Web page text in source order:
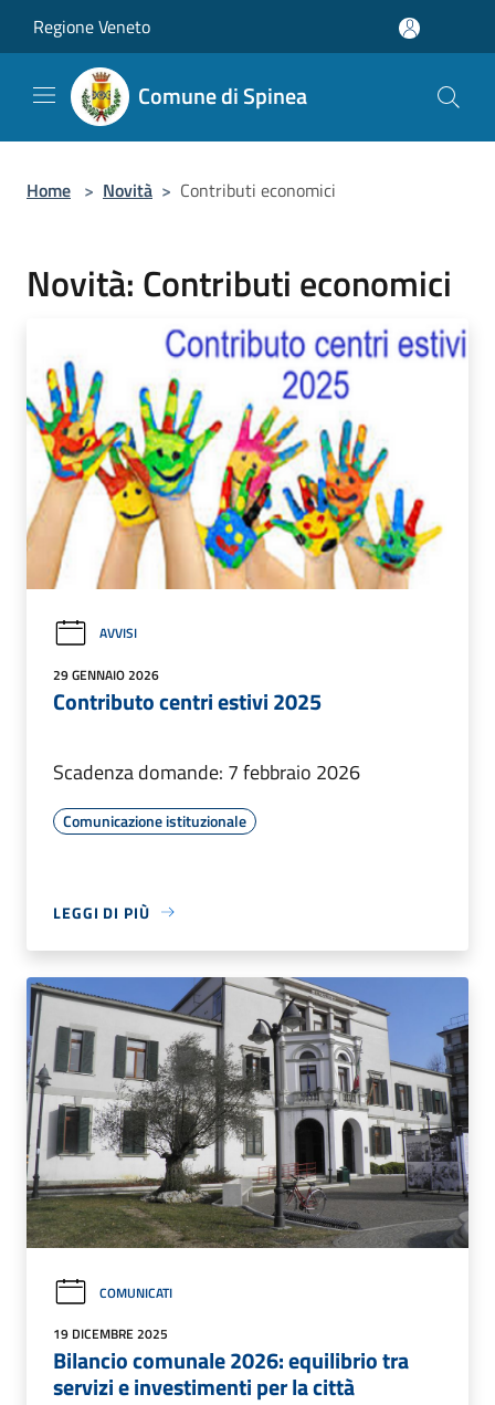
Regione Veneto
Comune di Spinea
Home > Novità > Contributi economici
Novità: Contributi economici
AVVISI
29 GENNAIO 2026
Contributo centri estivi 2025
Scadenza domande: 7 febbraio 2026
Comunicazione istituzionale
LEGGI DI PIÙ
COMUNICATI
19 DICEMBRE 2025
Bilancio comunale 2026: equilibrio tra
servizi e investimenti per la città